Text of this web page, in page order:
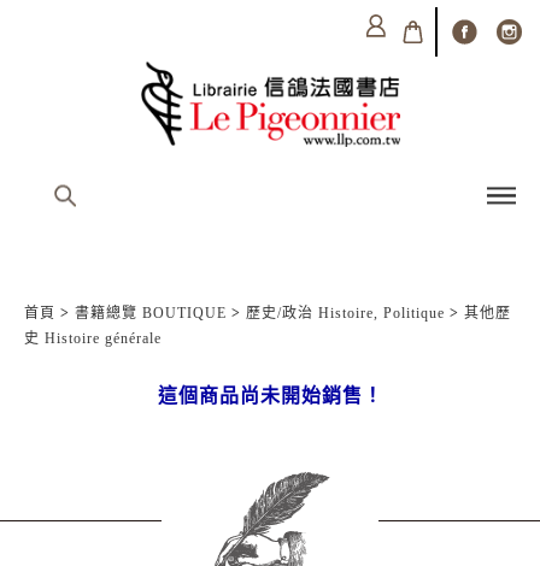
首頁 > 書籍總覽 BOUTIQUE > 歷史/政治 Histoire, Politique > 其他歷
史 Histoire générale
這個商品尚未開始銷售！